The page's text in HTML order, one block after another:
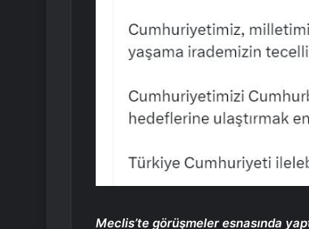
Meclis’te görüşmeler esnasında